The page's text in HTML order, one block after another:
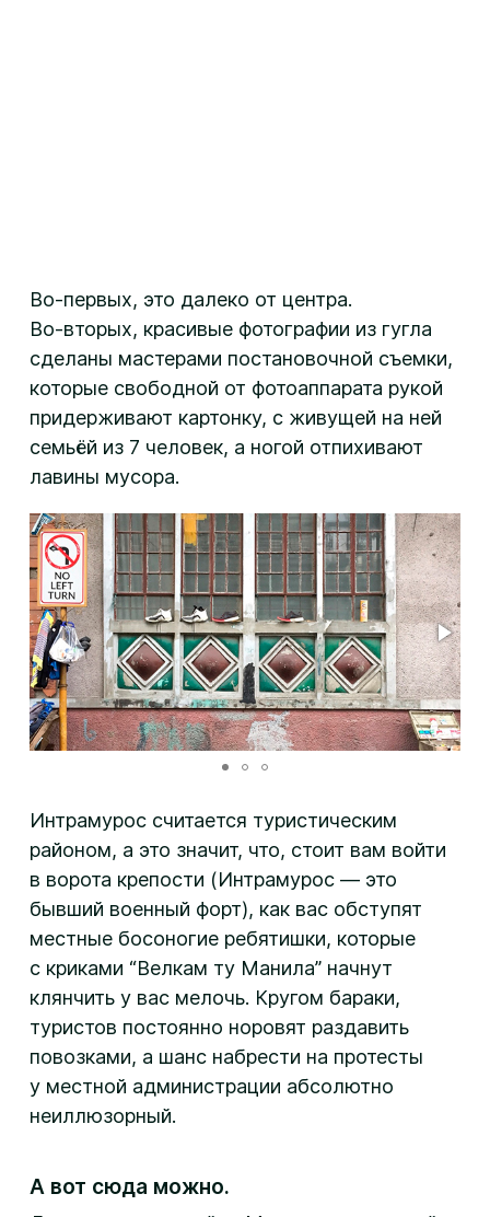
Во-первых, это далеко от центра.
Во-вторых, красивые фотографии из гугла
сделаны мастерами постановочной съемки,
которые свободной от фотоаппарата рукой
придерживают картонку, с живущей на ней
семьёй из 7 человек, а ногой отпихивают
лавины мусора.
Интрамурос считается туристическим
районом, а это значит, что, стоит вам войти
в ворота крепости (Интрамурос — это
бывший военный форт), как вас обступят
местные босоногие ребятишки, которые
с криками “Велкам ту Манила” начнут
клянчить у вас мелочь. Кругом бараки,
туристов постоянно норовят раздавить
повозками, а шанс набрести на протесты
у местной администрации абсолютно
неиллюзорный.
А вот сюда можно.